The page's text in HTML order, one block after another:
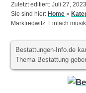
Zuletzt editiert: Juli 27, 2023
Sie sind hier:Home »
Marktredwitz: Einfach
Bestattungen-Info.de
Thema Bestattung